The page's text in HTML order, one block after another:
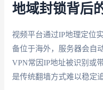
地域封锁背后
视频平台通过IP地理定位
备位于海外，服务器会自
VPN常因IP地址被识别或
是传统翻墙方式难以稳定